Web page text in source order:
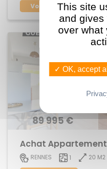
Voir le bien
89 995 €
RENNES 1
20 M2
This site
and gives
over what
✓ OK, accept all